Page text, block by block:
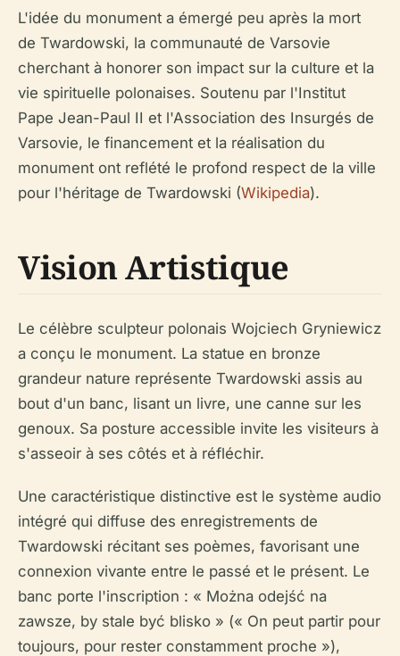
L'idée du monument a émergé peu après la mort
de Twardowski, la communauté de Varsovie
cherchant à honorer son impact sur la culture et la
vie spirituelle polonaises. Soutenu par l'Institut
Pape Jean-Paul II et l'Association des Insurgés de
Varsovie, le financement et la réalisation du
monument ont reflété le profond respect de la ville
pour l'héritage de Twardowski (Wikipedia).
Vision Artistique
Le célèbre sculpteur polonais Wojciech Gryniewicz
a conçu le monument. La statue en bronze
grandeur nature représente Twardowski assis au
bout d'un banc, lisant un livre, une canne sur les
genoux. Sa posture accessible invite les visiteurs à
s'asseoir à ses côtés et à réfléchir.
Une caractéristique distinctive est le système audio
intégré qui diffuse des enregistrements de
Twardowski récitant ses poèmes, favorisant une
connexion vivante entre le passé et le présent. Le
banc porte l'inscription : « Można odejść na
zawsze, by stale być blisko » (« On peut partir pour
toujours, pour rester constamment proche »),